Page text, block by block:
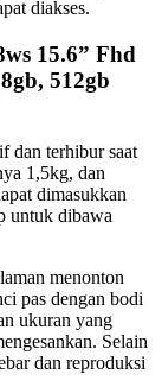
diakses.
15.6” Fhd
512gb
dan terhibur saat
1,5kg, dan
dimasukkan
untuk dibawa
menonton
pas dengan bodi
ukuran yang
Selain
dan reproduksi